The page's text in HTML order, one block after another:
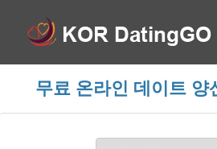
무료 온라인 데이트 양